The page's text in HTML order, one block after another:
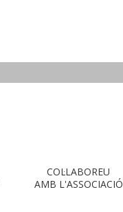
COL·LABOREU
AMB L'ASSOCIACIÓ